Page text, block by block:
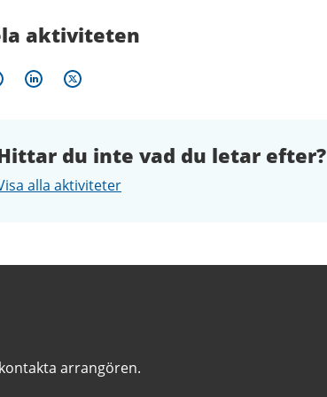
aktiviteten
du inte vad du letar efter?
alla aktiviteter
arrangören.